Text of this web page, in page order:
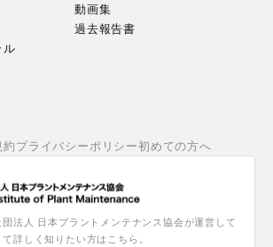
法人 日本プラントメンテナンス協会が運営して
詳しく知りたい方はこちら。
ル
動画集
過去報告書
プライバシーポリシー初めての方へ